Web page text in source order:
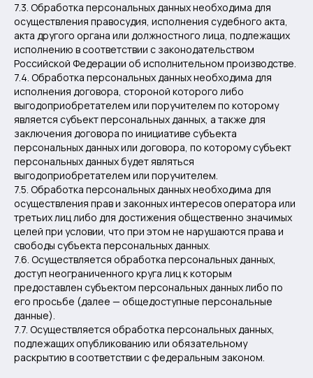
7.3. Обработка персональных данных необходима для
осуществления правосудия, исполнения судебного акта,
акта другого органа или должностного лица, подлежащих
исполнению в соответствии с законодательством
Российской Федерации об исполнительном производстве.
7.4. Обработка персональных данных необходима для
исполнения договора, стороной которого либо
выгодоприобретателем или поручителем по которому
является субъект персональных данных, а также для
заключения договора по инициативе субъекта
персональных данных или договора, по которому субъект
персональных данных будет являться
выгодоприобретателем или поручителем.
7.5. Обработка персональных данных необходима для
осуществления прав и законных интересов оператора или
третьих лиц либо для достижения общественно значимых
целей при условии, что при этом не нарушаются права и
свободы субъекта персональных данных.
7.6. Осуществляется обработка персональных данных,
доступ неограниченного круга лиц к которым
предоставлен субъектом персональных данных либо по
его просьбе (далее — общедоступные персональные
данные).
7.7. Осуществляется обработка персональных данных,
подлежащих опубликованию или обязательному
раскрытию в соответствии с федеральным законом.